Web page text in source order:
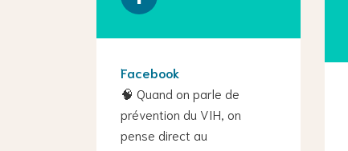
Facebook
🧠 Quand on parle de
prévention du VIH, on
pense direct au